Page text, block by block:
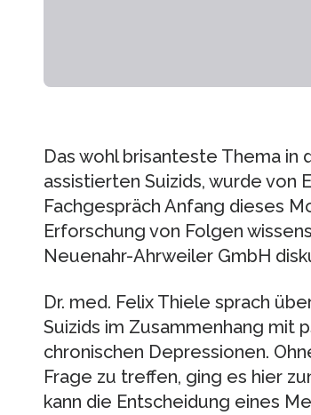
Das wohl brisanteste Thema in
assistierten Suizids, wurde von
Fachgespräch Anfang dieses
Erforschung von Folgen
Neuenahr-Ahrweiler GmbH
Dr. med. Felix Thiele sprach
Suizids im Zusammenhang mit
chronischen Depressionen.
Frage zu treffen, ging es hier
kann die Entscheidung eines